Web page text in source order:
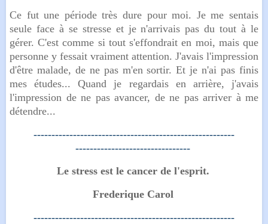
Ce fut une période très dure pour moi. Je me sentais
seule face à se stresse et je n'arrivais pas du tout à le
gérer.C'est comme si tout s'effondrait en moi, mais que
personne y fessait vraiment attention. J'avais l'impression
d'être malade, de ne pas m'en sortir. Et je n'ai pas finis
mes études... Quand je regardais en arrière, j'avais
l'impression de ne pas avancer, de ne pas arriver à me
détendre...
--------------------------------------------------------
--------------------------------
Le stress est le cancer de l'esprit.
Frederique Carol
--------------------------------------------------------